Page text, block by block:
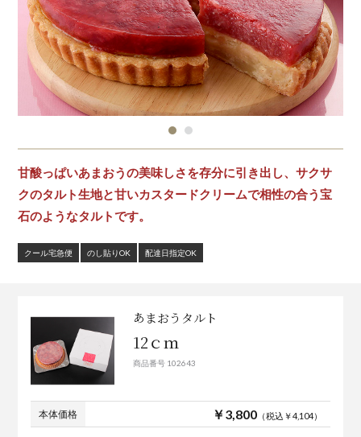
甘酸っぱいあまおうの美味しさを存分に引き出し、サクサ
クのタルト生地と甘いカスタードクリームで相性の合う宝
石のようなタルトです。
クール宅急便 のし貼りOK 配達日指定OK
あまおうタルト
12ｃｍ
商品番号 102643
本体価格 ￥3,800（税込￥4,104）